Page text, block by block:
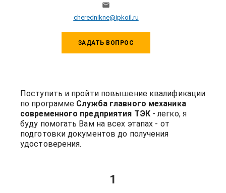
cherednikne@ipkoil.ru
ЗАДАТЬ ВОПРОС
Поступить и пройти повышение квалификации
по программе Служба главного механика
современного предприятия ТЭК- легко, я
буду помогать Вам на всех этапах - от
подготовки документов до получения
удостоверения.
1